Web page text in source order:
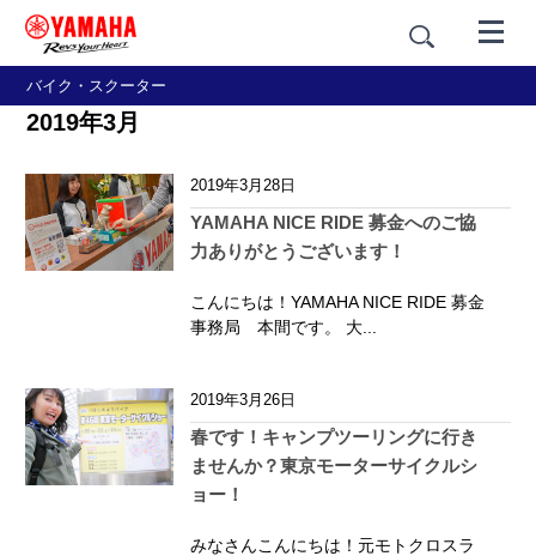
バイク・スクーター
2019年3月
2019年3月28日
YAMAHA NICE RIDE 募金へのご協
力ありがとうございます！
こんにちは！YAMAHA NICE RIDE 募金
事務局 本間です。 大...
2019年3月26日
春です！キャンプツーリングに行き
ませんか？東京モーターサイクルシ
ョー！
みなさんこんにちは！元モトクロスラ